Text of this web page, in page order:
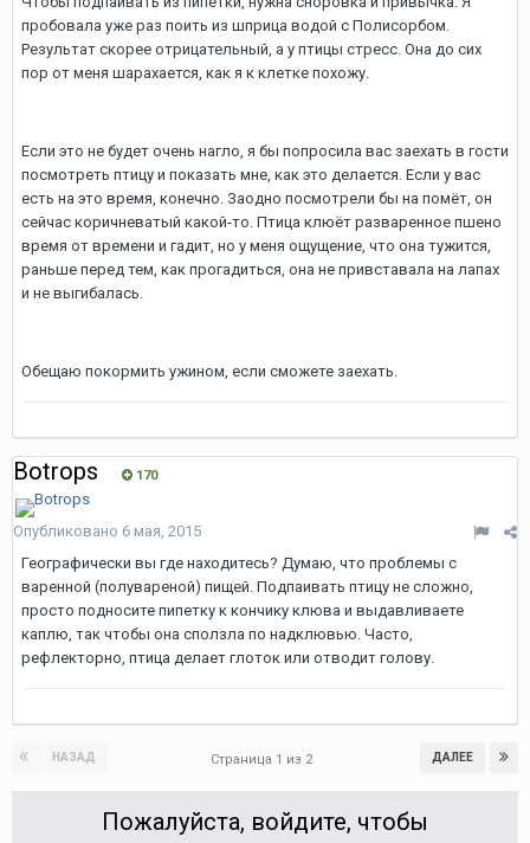
пробовала уже раз поить из шприца водой с Полисорбом.
Результат скорее отрицательный, а у птицы стресс. Она до сих
пор от меня шарахается, как я к клетке похожу.
Если это не будет очень нагло, я бы попросила вас заехать в гости
посмотреть птицу и показать мне, как это делается. Если у вас
есть на это время, конечно. Заодно посмотрели бы на помёт, он
сейчас коричневатый какой-то. Птица клюёт разваренное пшено
время от времени и гадит, но у меня ощущение, что она тужится,
раньше перед тем, как прогадиться, она не привставала на лапах
и не выгибалась.
Обещаю покормить ужином, если сможете заехать.
Botrops 170
Опубликовано 6 мая, 2015
Географически вы где находитесь? Думаю, что проблемы с
варенной (полувареной) пищей. Подпаивать птицу не сложно,
просто подносите пипетку к кончику клюва и выдавливаете
каплю, так чтобы она сползла по надклювью. Часто,
рефлекторно, птица делает глоток или отводит голову.
НАЗАД ДАЛЕЕ
Страница 1 из 2
Пожалуйста, войдите, чтобы